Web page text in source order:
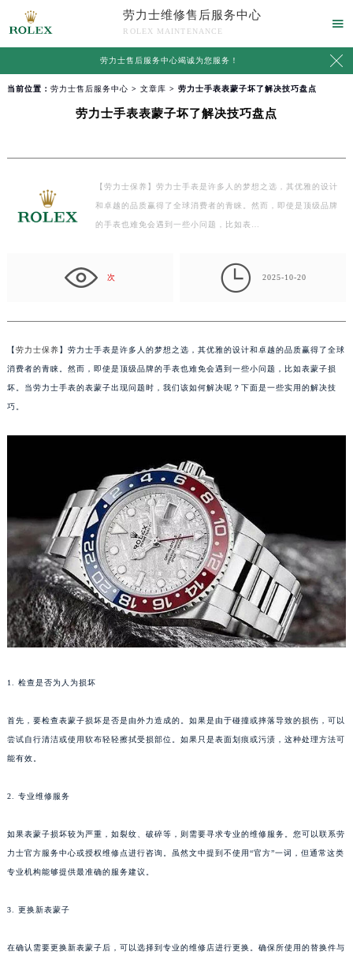
劳力士维修售后服务中心
ROLEX MAINTENANCE

劳力士售后服务中心竭诚为您服务！ 
当前位置： 劳力士售后服务中心 > 文章库 > 劳力士手表表蒙子坏了解决技巧盘点
劳力士手表表蒙子坏了解决技巧盘点
【劳力士保养】劳力士手表是许多人的梦想之选，其优雅的设计
和卓越的品质赢得了全球消费者的青睐。然而，即使是顶级品牌
的手表也难免会遇到一些小问题，比如表…
次  2025-10-20
【劳力士保养】劳力士手表是许多人的梦想之选，其优雅的设计和卓越的品质赢得了全球
消费者的青睐。然而，即使是顶级品牌的手表也难免会遇到一些小问题，比如表蒙子损
坏。当劳力士手表的表蒙子出现问题时，我们该如何解决呢？下面是一些实用的解决技
巧。
1. 检查是否为人为损坏
首先，要检查表蒙子损坏是否是由外力造成的。如果是由于碰撞或摔落导致的损伤，可以
尝试自行清洁或使用软布轻轻擦拭受损部位。如果只是表面划痕或污渍，这种处理方法可
能有效。
2. 专业维修服务
如果表蒙子损坏较为严重，如裂纹、破碎等，则需要寻求专业的维修服务。您可以联系劳
力士官方服务中心或授权维修点进行咨询。虽然文中提到不使用“官方”一词，但通常这类
专业机构能够提供最准确的服务建议。
3. 更换新表蒙子
在确认需要更换新表蒙子后，可以选择到专业的维修店进行更换。确保所使用的替换件与